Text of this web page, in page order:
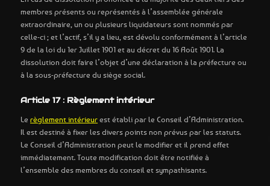
membres présents ou représentés à l’assemblée générale
extraordinaire, un ou plusieurs liquidateurs sont nommés par
celle-ci ; et l’actif, s’il y a lieu, est dévolu conformément à l’article
9 de la loi du 1er Juillet 1901 et au décret du 16 Août 1901. La
dissolution doit faire l’objet d’une déclaration à la préfecture ou
à la sous-préfecture du siège social.
Article 17 : Règlement intérieur
Lerèglement intérieurest établi par le Conseil d’Administration.
Il est destiné à fixer les divers points non prévus par les statuts.
Le Conseil d’Administration peut le modifier et il prend effet
immédiatement. Toute modification doit être notifiée à
l’ensemble des membres du conseil et sympathisants.